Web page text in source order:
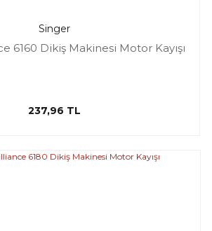
Singer
6160 Dikiş Makinesi Motor Kayışı
237,96 TL